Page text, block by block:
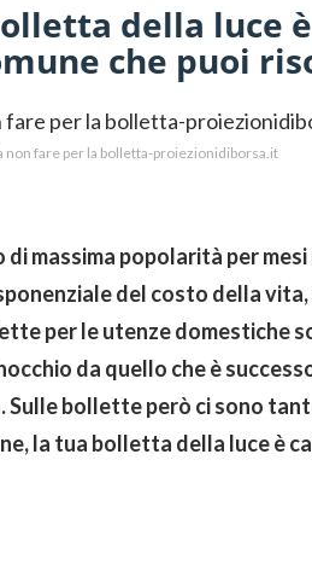
della luce è
che puoi
non fare per la bolletta-proiezionidiborsa.it
massima popolarità per mesi
del costo della vita,
per le utenze domestiche
da quello che è
Sulle bollette però ci sono
la tua bolletta della luce è